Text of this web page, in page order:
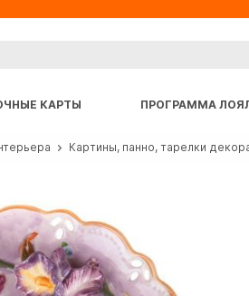
КАРТЫ ПРОГРАММА
Картины, панно, тарелки